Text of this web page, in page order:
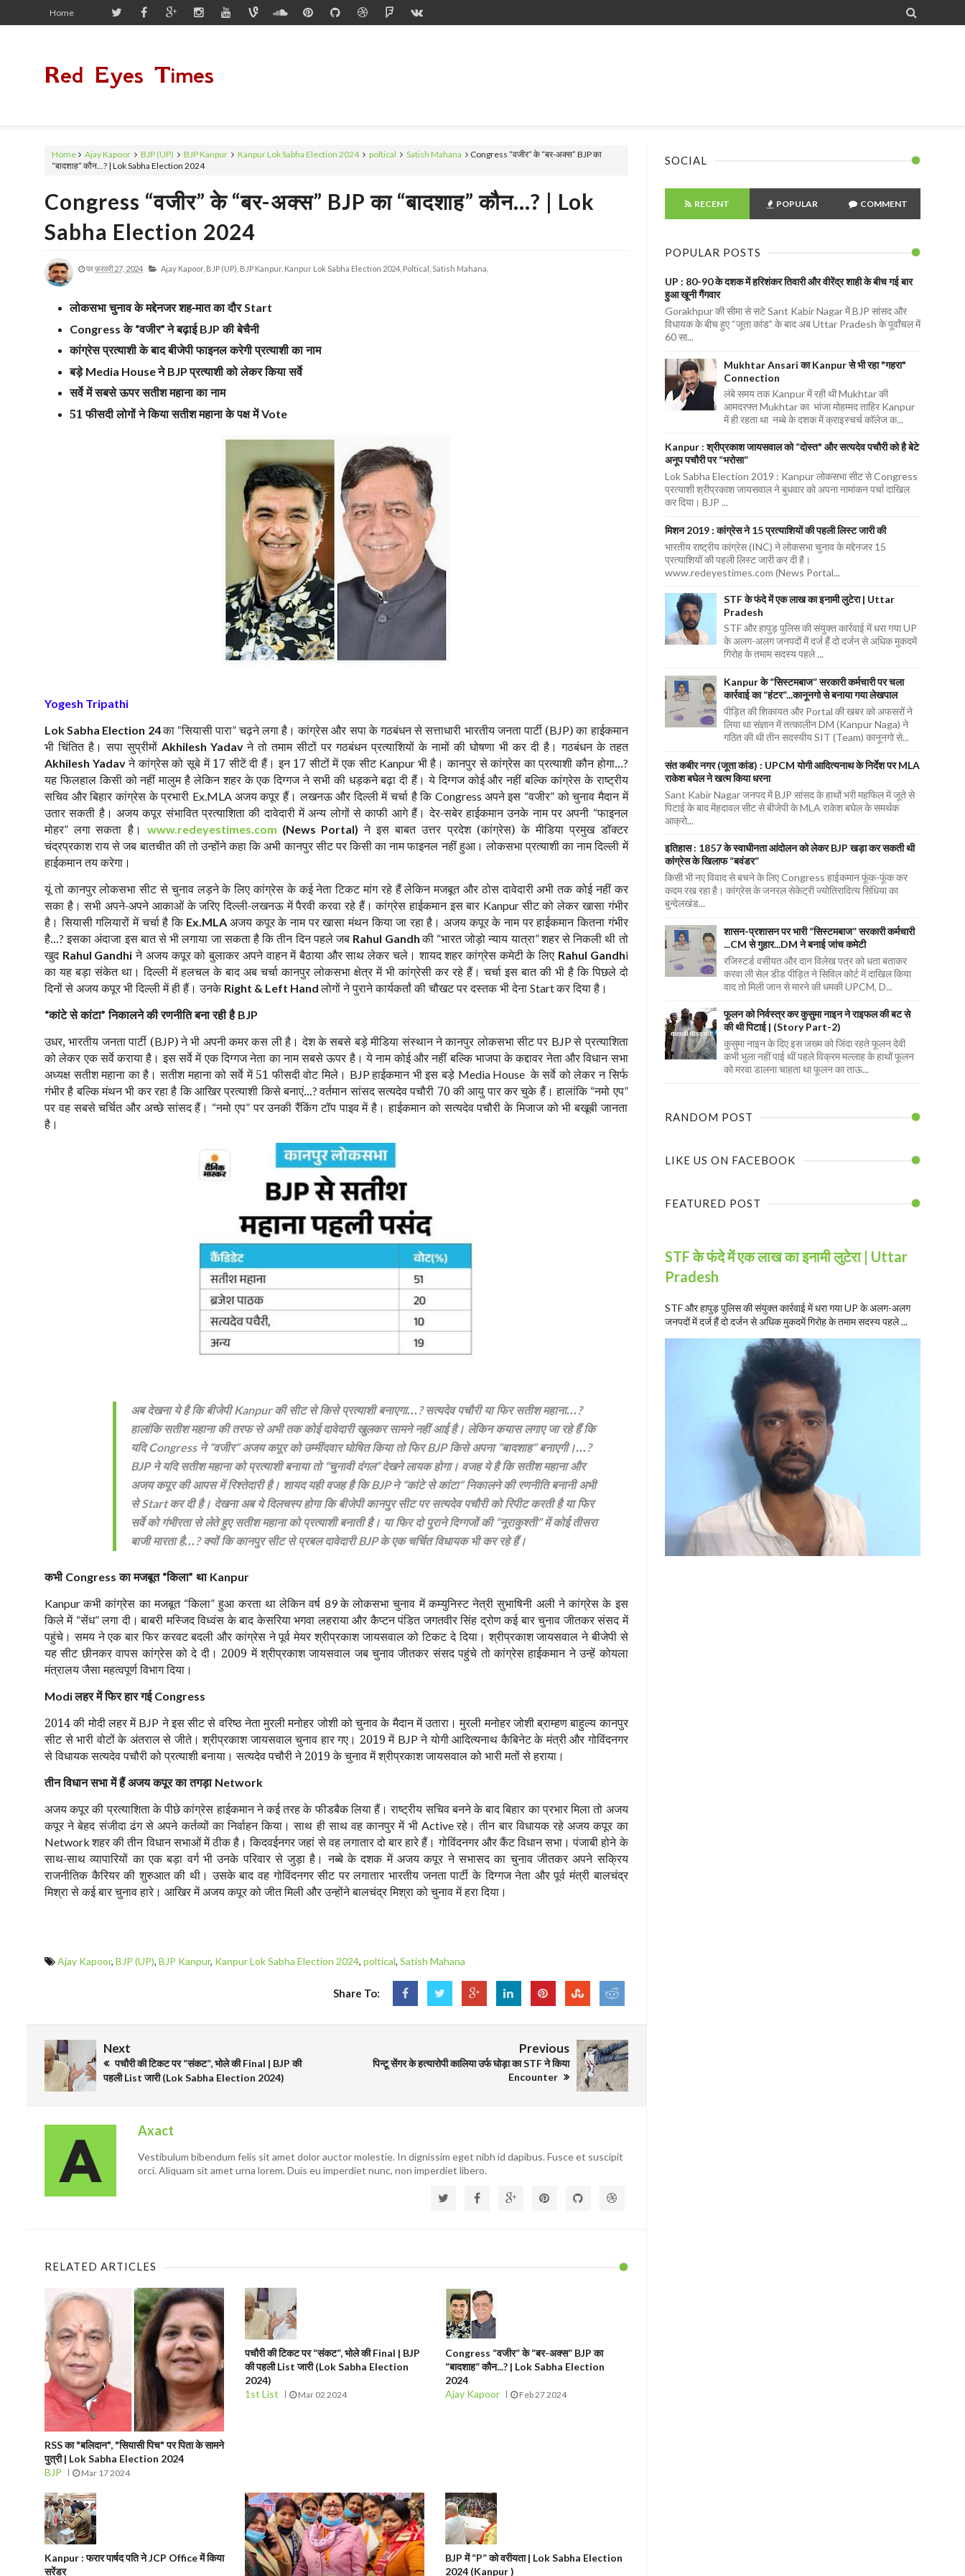
Home 
Red Eyes Times
Home Ajay Kapoor BJP (UP) BJP Kanpur Kanpur Lok Sabha Election 2024 poltical Satish Mahana
Congress “वजीर” के “बर-अक्स” BJP का
“बादशाह” कौन...? | Lok Sabha Election 2024
Congress “वजीर” के “बर-अक्स” BJP का “बादशाह” कौन...? | Lok
Sabha Election 2024
परफ़रवरी 27, 2024 Ajay Kapoor, BJP (UP), BJP Kanpur, Kanpur Lok Sabha Election 2024, Poltical, Satish Mahana,
लोकसभा चुनाव के मद्देनजर शह-मात का दौरStart
Congress के “वजीर”ने बढ़ाईBJP की बेचैनी
कांग्रेस प्रत्याशी के बाद बीजेपी फाइनल करेगी प्रत्याशी का नाम
बड़े Media Houseने BJPप्रत्याशी को लेकर किया सर्वे
सर्वे में सबसे ऊपर सतीश महाना का नाम
51 फीसदी लोगों ने किया सतीश महाना के पक्ष मेंVote
Yogesh Tripathi
Lok Sabha Election 24का “सियासी पारा”चढ़ने लगा है। कांग्रेस और सपा के गठबंधन से सत्ताधारी भारतीय जनता पार्टी (BJP) का हाईकमान
भी चिंतित है। सपा सुप्रीमों Akhilesh Yadav ने तो तमाम सीटों पर गठबंधन प्रत्याशियों के नामों की घोषणा भी कर दी है। गठबंधन के तहत
Akhilesh Yadavने कांग्रेस को सूबे में 17 सीटें दी हैं। इन 17 सीटों में एक सीट Kanpur भी है। कानपुर से कांग्रेस का प्रत्याशी कौन होगा...?
यह फिलहाल किसी को नहीं मालुम है लेकिन शहर के एक दिग्गज ने सभी की धड़कने बढ़ा दी हैं। ये दिग्गज कोई और नहीं बल्कि कांग्रेस के राष्ट्रीय
सचिव और बिहार कांग्रेस के प्रभारी Ex.MLA अजय कपूर हैं। लखनऊ और दिल्ली में चर्चा है किCongress अपने इस “वजीर” को चुनाव मैदान में
उतार सकती है। अजय कपूर संभावित प्रत्याशिता की दावेदारी में अन्य लोगों से काफी आगे हैं। देर-सबेर हाईकमान उनके नाम पर अपनी “फाइनल
मोहर” लगा सकता है। www.redeyestimes.com (News Portal) ने इस बाबत उत्तर प्रदेश (कांग्रेस) के मीडिया प्रमुख डॉक्टर
चंद्रप्रकाश राय से जब बातचीत की तो उन्होंने कहा कि अभी कानपुर सीट पर किसी का नाम फाइनल नहीं हुआ। लोकसभा प्रत्याशी का नाम दिल्ली में
हाईकमान तय करेगा।
यूं तो कानपुर लोकसभा सीट से चुनाव लड़ने के लिए कांग्रेस के कई नेता टिकट मांग रहे हैं लेकिन मजबूत और ठोस दावेदारी अभी तक कोई नहीं कर
सका है। सभी अपने-अपने आकाओं के जरिए दिल्ली-लखनऊ में पैरवी करवा रहे हैं। कांग्रेस हाईकमान इस बार Kanpurसीट को लेकर खासा गंभीर
है। सियासी गलियारों में चर्चा है कि Ex.MLAअजय कपूर के नाम पर खासा मंथन किया जा रहा है। अजय कपूर के नाम पर हाईकमान कितना गंभीर
है...? इसका अंदाजा इस बात से भी लगाया जा सकता है कि तीन दिन पहले जब Rahul Gandhकी “भारत जोड़ो न्याय यात्रा”शहर से निकली थी तो
खुद Rahul Gandhi ने अजय कपूर को बुलाकर अपने वाहन में बैठाया और साथ लेकर चले। शायद शहर कांग्रेस कमेटी के लिए Rahul Gandhi
का यह बड़ा संकेत था। दिल्ली में हलचल के बाद अब चर्चा कानपुर लोकसभा क्षेत्र में भी कांग्रेसी कर रहे हैं। चर्चा इस बात की भी है कि पिछले दो
दिनों से अजय कपूर भी दिल्ली में ही हैं। उनके Right & Left Handलोगों ने पुराने कार्यकर्तां की चौखट पर दस्तक भी देना Startकर दिया है।
“कांटे से कांटा” निकालने की रणनीति बना रही है BJP
उधर, भारतीय जनता पार्टी (BJP)ने भी अपनी कमर कस ली है। देश के सबसे बड़े मीडिया संस्थान ने कानपुर लोकसभा सीट पर BJPसे प्रत्याशिता
को लेकर एक सर्वे कराया है। इस सर्वे में एक दिग्गज नेता का नाम सबसे ऊपर है। ये नाम कोई और नहीं बल्कि भाजपा के कद्दावर नेता और विधान सभा
अध्यक्ष सतीश महाना का है। सतीश महाना को सर्वे में 51 फीसदी वोट मिले। BJPहाईकमान भी इस बड़े Media House के सर्वे को लेकर न सिर्फ
गंभीर है बल्कि मंथन भी कर रहा है कि आखिर प्रत्याशी किसे बनाएं...?वर्तमान सांसद सत्यदेव पचौरी 70 की आयु पार कर चुके हैं। हालांकि “नमो एप”
पर वह सबसे चर्चित और अच्छे सांसद हैं। “नमो एप”पर उनकी रैंकिंग टॉप पाइव में है।हाईकमान को सत्यदेव पचौरी के मिजाज को भी बखूबी जानता
है।
अब देखना ये है कि बीजेपीKanpurकी सीट से किसे प्रत्याशी बनाएगा... ?सत्यदेव पचौरी या फिर सतीश महाना... ?
हालांकि सतीश महाना की तरफ से अभी तक कोई दावेदारी खुलकर सामने नहीं आई है। लेकिन कयास लगाए जा रहे हैं कि
यदिCongressने“वजीर”अजय कपूर को उम्मींदवार घोषित किया तो फिरBJPकिसे अपना “बादशाह”बनाएगी।... ?
BJPने यदि सतीश महाना को प्रत्याशी बनाया तो “चुनावी दंगल”देखने लायक होगा। वजह ये है कि सतीश महाना और
अजय कपूर की आपस में रिश्तेदारी है। शायद यही वजह है किBJPने“कांटे से कांटा”निकालने की रणनीति बनानी अभी
सेStartकर दी है। देखना अब ये दिलचस्प होगा कि बीजेपी कानपुर सीट पर सत्यदेव पचौरी को रिपीट करती है या फिर
सर्वे को गंभीरता से लेते हुए सतीश महाना को प्रत्याशी बनाती है। या फिर दो पुराने दिग्गजों की “नूराकुश्ती”में कोई तीसरा
बाजी मारता है... ?क्यों कि कानपुर सीट से प्रबल दावेदारीBJPके एक चर्चित विधायक भी कर रहे हैं।
कभी Congress का मजबूत “किला” था Kanpur
Kanpurकभी कांग्रेस का मजबूत “किला” हुआ करता था लेकिन वर्ष 89के लोकसभा चुनाव में कम्युनिस्ट नेत्री सुभाषिनी अली ने कांग्रेस के इस
किले में “सेंध”लगा दी। बाबरी मस्जिद विध्वंस के बाद केसरिया भगवा लहराया और कैप्टन पंडित जगतवीर सिंह द्रोण कई बार चुनाव जीतकर संसद में
पहुंचे। समय ने एक बार फिर करवट बदली और कांग्रेस ने पूर्व मेयर श्रीप्रकाश जायसवाल को टिकट दे दिया। श्रीप्रकाश जायसवाल ने बीजेपी से
यह सीट छीनकर वापस कांग्रेस को दे दी। 2009 में श्रीप्रकाश जायसवाल जब चुनाव जीतकर संसद पहुंचे तो कांग्रेस हाईकमान ने उन्हें कोयला
मंत्रालय जैसा महत्वपूर्ण विभाग दिया।
Modiलहर में फिर हार गईCongress
2014 की मोदी लहर में BJP ने इस सीट से वरिष्ठ नेता मुरली मनोहर जोशी को चुनाव के मैदान में उतारा। मुरली मनोहर जोशी ब्राम्हण बाहुल्य कानपुर
सीट से भारी वोटों के अंतराल से जीते। श्रीप्रकाश जायसवाल चुनाव हार गए। 2019 में BJP ने योगी आदित्यनाथ कैबिनेट के मंत्री और गोविंदनगर
से विधायक सत्यदेव पचौरी को प्रत्याशी बनाया। सत्यदेव पचौरी ने 2019 के चुनाव में श्रीप्रकाश जायसवाल को भारी मतों से हराया।
तीन विधान सभा में हैं अजय कपूर का तगड़ा Network
अजय कपूर की प्रत्याशिता के पीछे कांग्रेस हाईकमान ने कई तरह के फीडबैक लिया हैं। राष्ट्रीय सचिव बनने के बाद बिहार का प्रभार मिला तो अजय
कपूर ने बेहद संजीदा ढंग से अपने कर्तव्यों का निर्वाहन किया। साथ ही साथ वह कानपुर में भी Activeरहे। तीन बार विधायक रहे अजय कपूर का
Networkशहर की तीन विधान सभाओं में ठीक है। किदवईनगर जहां से वह लगातार दो बार हारे हैं। गोविंदनगर और कैंट विधान सभा। पंजाबी होने के
साथ-साथ व्यापारियों का एक बड़ा वर्ग भी उनके परिवार से जुड़ा है। नब्बे के दशक में अजय कपूर ने सभासद का चुनाव जीतकर अपने सक्रिय
राजनीतिक कैरियर की शुरुआत की थी। उसके बाद वह गोविंदनगर सीट पर लगातार भारतीय जनता पार्टी के दिग्गज नेता और पूर्व मंत्री बालचंद्र
मिश्रा से कई बार चुनाव हारे। आखिर में अजय कपूर को जीत मिली और उन्होंने बालचंद्र मिश्रा को चुनाव में हरा दिया।
Ajay Kapoor, BJP (UP), BJP Kanpur, Kanpur Lok Sabha Election 2024, poltical, Satish Mahana
Share To:
Next
पचौरी की टिकट पर “संकट”, भोले की Final | BJP की
पहली List जारी (Lok Sabha Election 2024)
Previous
पिन्टू सेंगर के हत्यारोपी कालिया उर्फ घोड़ा का STF ने किया
Encounter
Axact
Vestibulum bibendum felis sit amet dolor auctor molestie. In dignissim eget nibh id dapibus. Fusce et suscipit
orci. Aliquam sit amet urna lorem. Duis eu imperdiet nunc, non imperdiet libero.
RELATED ARTICLES
RSS का "बलिदान", "सियासी पिच" पर पिता के सामने
पुत्री | Lok Sabha Election 2024
BJP
Mar 17 2024
पचौरी की टिकट पर “संकट”, भोले की Final | BJP
की पहली List जारी (Lok Sabha Election
2024)
1st List
Mar 02 2024
Congress “वजीर” के “बर-अक्स” BJP का
“बादशाह” कौन...? | Lok Sabha Election
2024
Ajay Kapoor
Feb 27 2024
Kanpur : फरार पार्षद पति ने JCP Office में किया
सरेंडर
BJP में “P” को वरीयता | Lok Sabha Election
2024 (Kanpur )
SOCIAL
RECENT POPULAR COMMENT
POPULAR POSTS
UP : 80-90 के दशक में हरिशंकर तिवारी और वीरेंद्र शाही के बीच गई बार
हुआ खूनी गैंगवार
Gorakhpur की सीमा से सटे Sant Kabir Nagar में BJP सांसद और
विधायक के बीच हुए “जूता कांड” के बाद अब Uttar Pradesh के पूर्वांचल में
60 सा...
Mukhtar Ansari का Kanpur से भी रहा "गहरा"
Connection
लंबे समय तक Kanpur में रही थी Mukhtar की
आमदरफ्त Mukhtar का भांजा मोहम्मद ताहिर Kanpur
में ही रहता था नब्बे के दशक में क्राइस्चर्च कॉलेज क...
Kanpur : श्रीप्रकाश जायसवाल को “दोस्त" और सत्यदेव पचौरी को है बेटे
अनूप पचौरी पर “भरोसा”
Lok Sabha Election 2019 : Kanpur लोकसभा सीट से Congress
प्रत्याशी श्रीप्रकाश जायसवाल ने बुधवार को अपना नामांकन पर्चा दाखिल
कर दिया। BJP ...
मिशन 2019 : कांग्रेस ने 15 प्रत्याशियों की पहली लिस्ट जारी की
भारतीय राष्ट्रीय कांग्रेस (INC) ने लोकसभा चुनाव के मद्देनजर 15
प्रत्याशियों की पहली लिस्ट जारी कर दी है।
www.redeyestimes.com (News Portal...
STF के फंदे में एक लाख का इनामी लुटेरा | Uttar
Pradesh
STF और हापुड़ पुलिस की संयुक्त कार्रवाई में धरा गया UP
के अलग-अलग जनपदों में दर्ज हैं दो दर्जन से अधिक मुकदमें
गिरोह के तमाम सदस्य पहले ...
Kanpur के “सिस्टमबाज” सरकारी कर्मचारी पर चला
कार्रवाई का “हंटर”...कानूनगो से बनाया गया लेखपाल
पीड़ित की शिकायत और Portal की खबर को अफसरों ने
लिया था संज्ञान में तत्कालीन DM (Kanpur Naga) ने
गठित की थी तीन सदस्यीय SIT (Team) कानूनगो से...
संत कबीर नगर (जूता कांड) : UPCM योगी आदित्यनाथ के निर्देश पर MLA
राकेश बघेल ने खत्म किया धरना
Sant Kabir Nagar जनपद में BJP सांसद के हाथों भरी महफिल में जूते से
पिटाई के बाद मेंहदावल सीट से बीजेपी के MLA राकेश बघेल के समर्थक
आक्रो...
इतिहास : 1857 के स्वाधीनता आंदोलन को लेकर BJP खड़ा कर सकती थी
कांग्रेस के खिलाफ “बवंडर”
किसी भी नए विवाद से बचने के लिए Congress हाईकमान फूंक-फूंक कर
कदम रख रहा है। कांग्रेस के जनरल सेकेट्री ज्योतिरादित्य सिंधिया का
बुन्देलखंड...
शासन-प्रशासन पर भारी “सिस्टमबाज” सरकारी कर्मचारी
...CM से गुहार...DM ने बनाई जांच कमेटी
रजिस्टर्ड वसीयत और दान विलेख पत्र को धता बताकर
करवा ली सेल डीड पीड़ित ने सिविल कोर्ट में दाखिल किया
वाद तो मिली जान से मारने की धमकी UPCM, D...
फूलन को निर्वस्त्र कर कुसुमा नाइन ने राइफल की बट से
की थी पिटाई | (Story Part-2)
कुसुमा नाइन के दिए इस जख्म को जिंदा रहते फूलन देवी
कभी भुला नहीं पाई थीं पहले विक्रम मल्लाह के हाथों फूलन
को मरवा डालना चाहता था फूलन का ताऊ...
RANDOM POST
LIKE US ON FACEBOOK
FEATURED POST
STF के फंदे में एक लाख का इनामी लुटेरा | Uttar
Pradesh
STF और हापुड़ पुलिस की संयुक्त कार्रवाई में धरा गया UP के अलग-अलग
जनपदों में दर्ज हैं दो दर्जन से अधिक मुकदमें गिरोह के तमाम सदस्य पहले ...